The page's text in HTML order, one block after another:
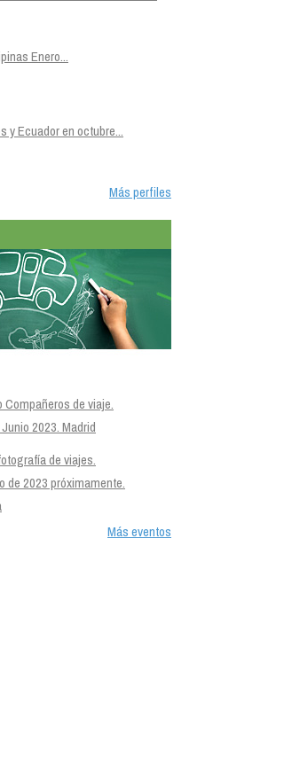
Enero...
y Ecuador en octubre...
Más perfiles
Compañeros de viaje.
2023. Madrid
de viajes.
de 2023 próximamente.
Más eventos